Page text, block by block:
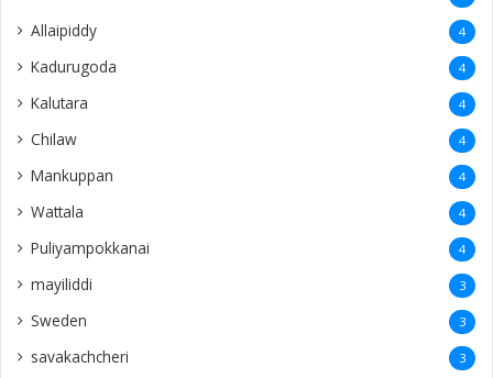
Allaipiddy 4
Kadurugoda 4
Kalutara 4
Chilaw 4
Mankuppan 4
Wattala 4
Puliyampokkanai 4
mayiliddi 3
Sweden 3
savakachcheri 3